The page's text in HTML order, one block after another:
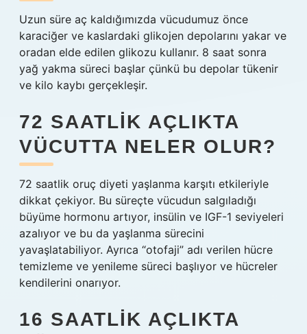
Uzun süre aç kaldığımızda vücudumuz önce
karaciğer ve kaslardaki glikojen depolarını yakar ve
oradan elde edilen glikozu kullanır. 8 saat sonra
yağ yakma süreci başlar çünkü bu depolar tükenir
ve kilo kaybı gerçekleşir.
72 SAATLIK AÇLIKTA
VÜCUTTA NELER OLUR?
72 saatlik oruç diyeti yaşlanma karşıtı etkileriyle
dikkat çekiyor. Bu süreçte vücudun salgıladığı
büyüme hormonu artıyor, insülin ve IGF-1 seviyeleri
azalıyor ve bu da yaşlanma sürecini
yavaşlatabiliyor. Ayrıca “otofaji” adı verilen hücre
temizleme ve yenileme süreci başlıyor ve hücreler
kendilerini onarıyor.
16 SAATLIK AÇLIKTA